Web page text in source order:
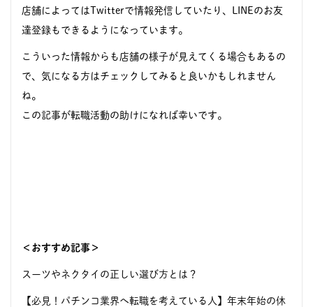
店舗によってはTwitterで情報発信していたり、LINEのお友
達登録もできるようになっています。
こういった情報からも店舗の様子が見えてくる場合もあるの
で、気になる方はチェックしてみると良いかもしれません
ね。
この記事が転職活動の助けになれば幸いです。
＜おすすめ記事＞
スーツやネクタイの正しい選び方とは？
【必見！パチンコ業界へ転職を考えている人】年末年始の休